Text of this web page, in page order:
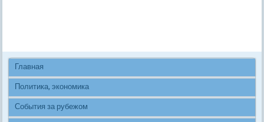
Главная
Политика, экономика
События за рубежом